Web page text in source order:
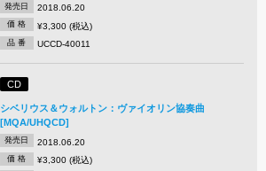
発売日 2018.06.20
価 格 ¥3,300 (税込)
品 番 UCCD-40011
CD
シベリウス＆ウォルトン：ヴァイオリン協奏曲
[MQA/UHQCD]
発売日 2018.06.20
価 格 ¥3,300 (税込)